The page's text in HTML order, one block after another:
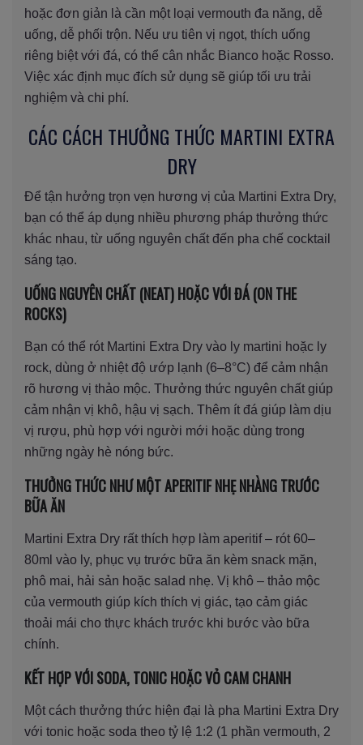
hoặc đơn giản là cần một loại vermouth đa năng, dễ
uống, dễ phối trộn. Nếu ưu tiên vị ngọt, thích uống
riêng biệt với đá, có thể cân nhắc Bianco hoặc Rosso.
Việc xác định mục đích sử dụng sẽ giúp tối ưu trải
nghiệm và chi phí.
CÁC CÁCH THƯỞNG THỨC MARTINI EXTRA
DRY
Để tận hưởng trọn vẹn hương vị của Martini Extra Dry,
bạn có thể áp dụng nhiều phương pháp thưởng thức
khác nhau, từ uống nguyên chất đến pha chế cocktail
sáng tạo.
UỐNG NGUYÊN CHẤT (NEAT) HOẶC VỚI ĐÁ (ON THE
ROCKS)
Bạn có thể rót Martini Extra Dry vào ly martini hoặc ly
rock, dùng ở nhiệt độ ướp lạnh (6–8°C) để cảm nhận
rõ hương vị thảo mộc. Thưởng thức nguyên chất giúp
cảm nhận vị khô, hậu vị sạch. Thêm ít đá giúp làm dịu
vị rượu, phù hợp với người mới hoặc dùng trong
những ngày hè nóng bức.
THƯỞNG THỨC NHƯ MỘT APERITIF NHẸ NHÀNG TRƯỚC
BỮA ĂN
Martini Extra Dry rất thích hợp làm aperitif – rót 60–
80ml vào ly, phục vụ trước bữa ăn kèm snack mặn,
phô mai, hải sản hoặc salad nhẹ. Vị khô – thảo mộc
của vermouth giúp kích thích vị giác, tạo cảm giác
thoải mái cho thực khách trước khi bước vào bữa
chính.
KẾT HỢP VỚI SODA, TONIC HOẶC VỎ CAM CHANH
Một cách thưởng thức hiện đại là pha Martini Extra Dry
với tonic hoặc soda theo tỷ lệ 1:2 (1 phần vermouth, 2